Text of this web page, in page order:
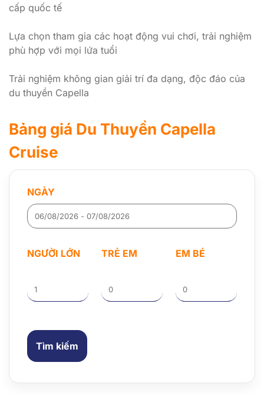
cấp quốc tế
Lựa chọn tham gia các hoạt động vui chơi, trải nghiệm
phù hợp với mọi lứa tuổi
Trải nghiệm không gian giải trí đa dạng, độc đáo của
du thuyền Capella
Bảng giá Du Thuyền Capella
Cruise
NGÀY
NGƯỜI LỚN TRẺ EM EM BÉ
Tìm kiếm